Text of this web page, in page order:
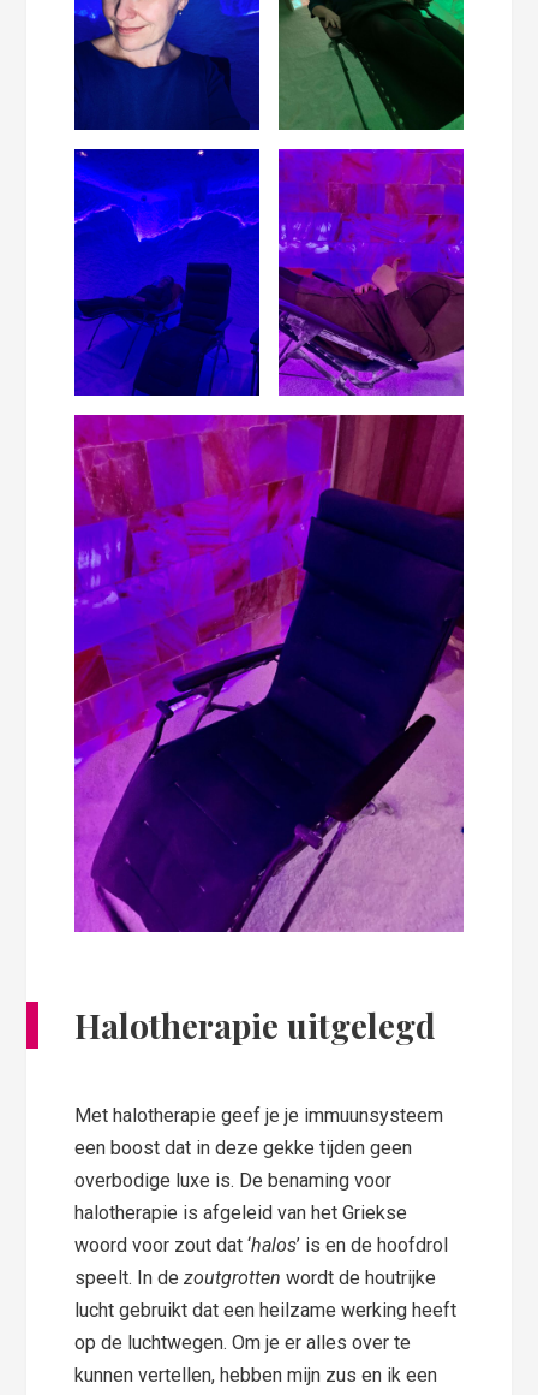
Halotherapie uitgelegd
Met halotherapie geef je je immuunsysteem
een boost dat in deze gekke tijden geen
overbodige luxe is. De benaming voor
halotherapie is afgeleid van het Griekse
woord voor zout dat ‘halos’ is en de hoofdrol
speelt. In dezoutgrottenwordt de houtrijke
lucht gebruikt dat een heilzame werking heeft
op de luchtwegen. Om je er alles over te
kunnen vertellen, hebben mijn zus en ik een